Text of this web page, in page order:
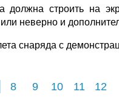
строить на
неверно и
снаряда с
8 9 10 11 12